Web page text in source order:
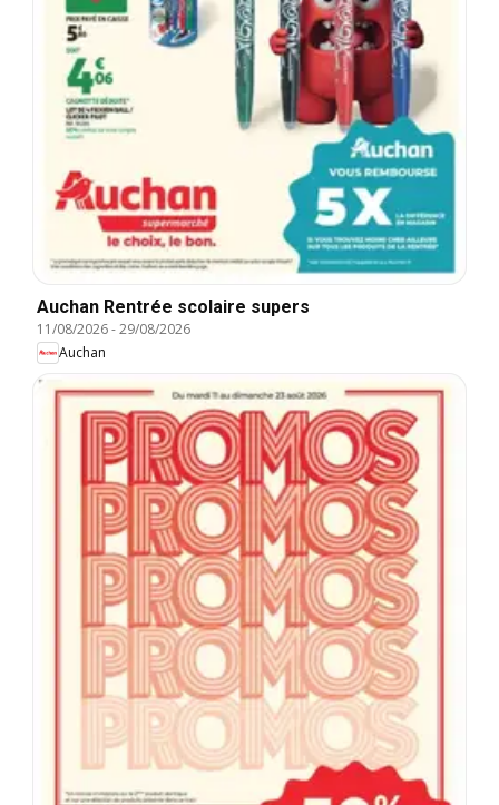
Auchan Rentrée scolaire supers
11/08/2026-29/08/2026
Auchan